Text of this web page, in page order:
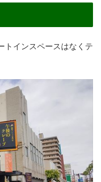
トインスペースはなくテ